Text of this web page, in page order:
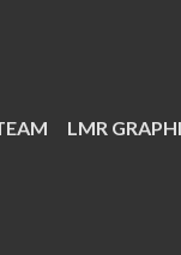
LMR